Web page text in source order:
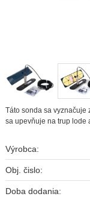
Táto sonda sa vyznačuje
sa upevňuje na trup lode
Výrobca:
Obj. čislo:
Doba dodania: